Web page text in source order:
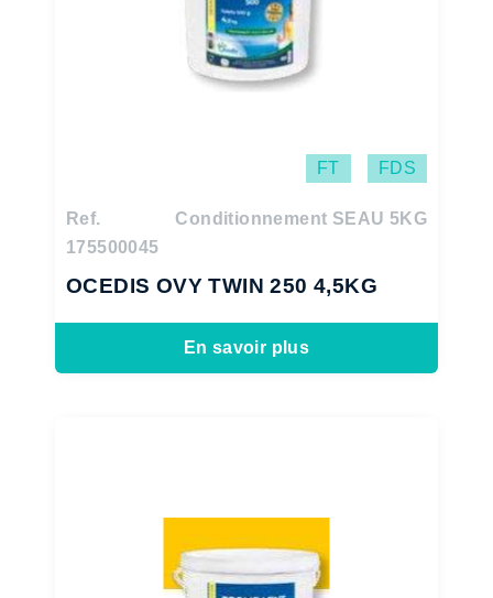
FT FDS
Ref.
175500045
Conditionnement SEAU 5KG
OCEDIS OVY TWIN 250 4,5KG
En savoir plus